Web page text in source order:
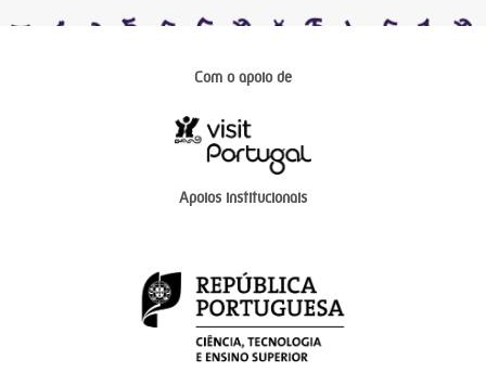
Com o apoio de
Apoios institucionais